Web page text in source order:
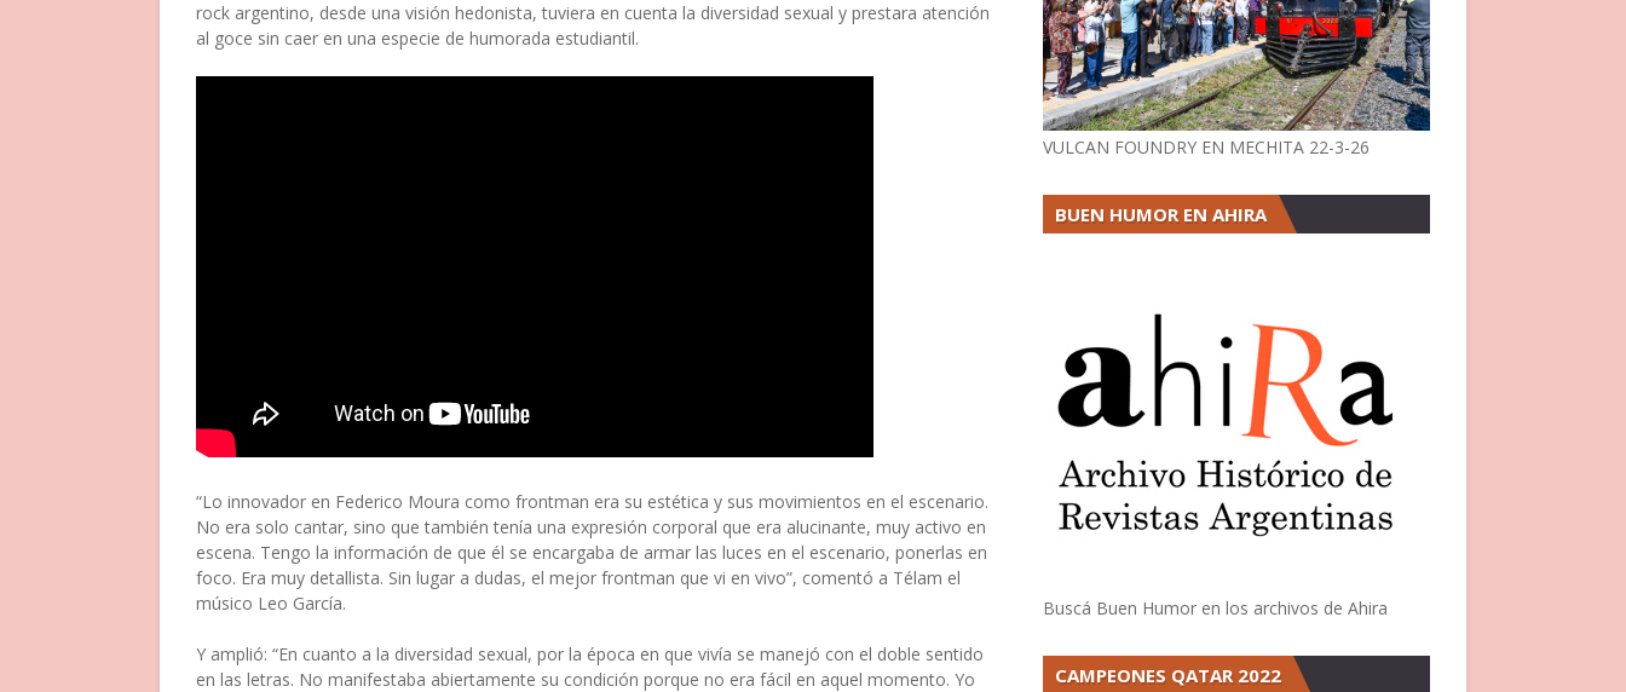
rock argentino, desde una visión hedonista, tuviera en cuenta la diversidad sexual y prestara atención
al goce sin caer en una especie de humorada estudiantil.
“Lo innovador en Federico Moura como frontman era su estética y sus movimientos en el escenario.
No era solo cantar, sino que también tenía una expresión corporal que era alucinante, muy activo en
escena. Tengo la información de que él se encargaba de armar las luces en el escenario, ponerlas en
foco. Era muy detallista. Sin lugar a dudas, el mejor frontman que vi en vivo”, comentó a Télam el
músico Leo García.
Y amplió: “En cuanto a la diversidad sexual, por la época en que vivía se manejó con el doble sentido
en las letras. No manifestaba abiertamente su condición porque no era fácil en aquel momento. Yo
VULCAN FOUNDRY EN MECHITA 22-3-26
BUEN HUMOR EN AHIRA
Buscá Buen Humor en los archivos de Ahira
CAMPEONES QATAR 2022